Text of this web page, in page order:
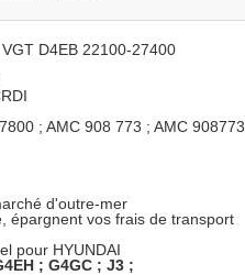
D4EB 22100-27400
; AMC 908 773 ; AMC 908773
d'outre-mer
épargnent vos frais de transport
pour HYUNDAI
; G4GC ; J3 ;